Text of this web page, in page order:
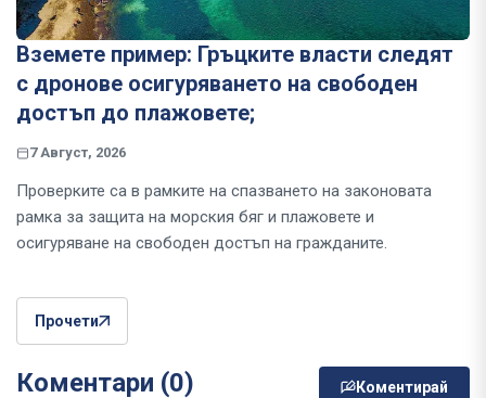
Вземете пример: Гръцките власти следят
с дронове осигуряването на свободен
достъп до плажовете;
7 Август, 2026
Проверките са в рамките на спазването на законовата
рамка за защита на морския бяг и плажовете и
осигуряване на свободен достъп на гражданите.
Прочети
Коментари (0) Коментирай